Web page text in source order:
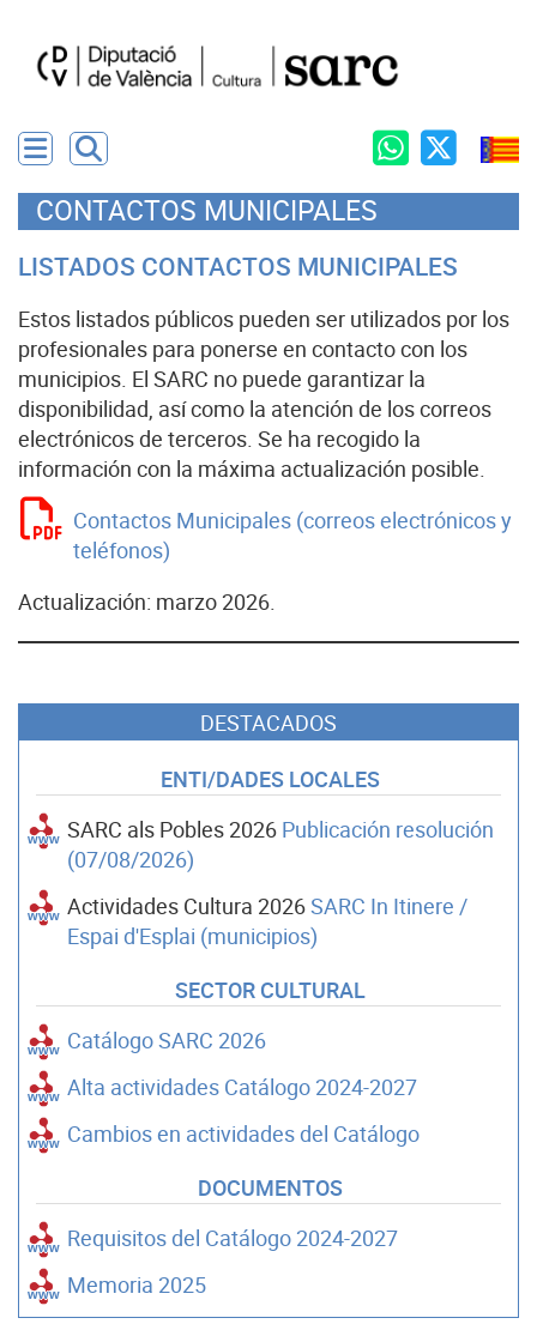
CONTACTOS MUNICIPALES
LISTADOS CONTACTOS MUNICIPALES
Estos listados públicos pueden ser utilizados por los
profesionales para ponerse en contacto con los
municipios. El SARC no puede garantizar la
disponibilidad, así como la atención de los correos
electrónicos de terceros. Se ha recogido la
información con la máxima actualización posible.
Contactos Municipales (correos electrónicos y
teléfonos)
Actualización: marzo 2026.
DESTACADOS
ENTI/DADES LOCALES
SARC als Pobles 2026 Publicación resolución
(07/08/2026)
Actividades Cultura 2026SARC In Itinere /
Espai d'Esplai (municipios)
SECTOR CULTURAL
Catálogo SARC 2026
Alta actividades Catálogo 2024-2027
Cambios en actividades del Catálogo
DOCUMENTOS
Requisitos del Catálogo 2024-2027
Memoria 2025